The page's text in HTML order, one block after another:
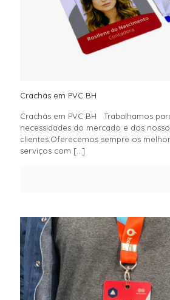
Crachás em PVC BH
Crachás em PVC BH Trabalhamos
necessidades do mercado e dos
clientes.Oferecemos sempre os
serviços com […]